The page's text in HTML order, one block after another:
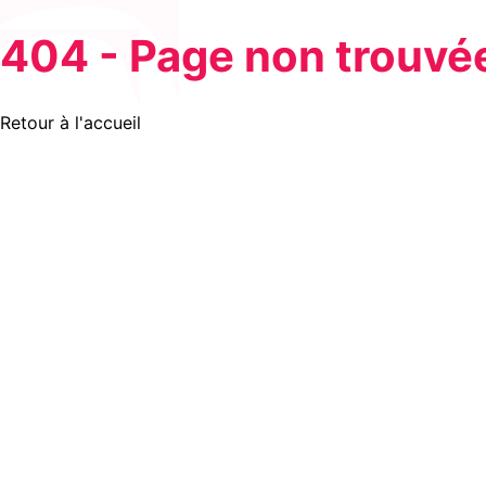
404 - Page non
Retour à l'accueil